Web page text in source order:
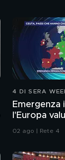
PROSSIMO
4 DI SERA
Emergenza
l'Europa
02 ago | Rete 4